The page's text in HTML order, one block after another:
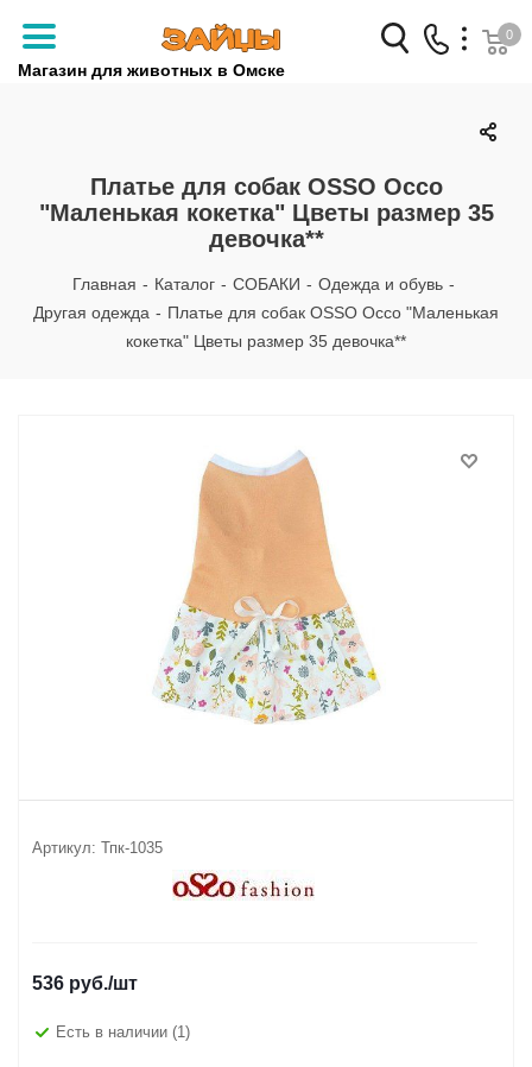
Магазин для животных в Омске
Заказать звонок
+7 (3812) 79-04-04
+7 (950) 959-88-32
0
Платье для собак OSSO Оссо
"Маленькая кокетка" Цветы размер 35
девочка**
Главная - Каталог - СОБАКИ - Одежда и обувь -
Другая одежда - Платье для собак OSSO Оссо "Маленькая
кокетка" Цветы размер 35 девочка**
Артикул: Тпк-1035
536 руб./шт
Есть в наличии (1)